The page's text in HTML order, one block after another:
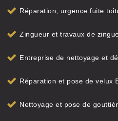
Réparation, urgence fuite
Zingueur et travaux de
Entreprise de nettoyage et
Réparation et pose de velux
Nettoyage et pose de